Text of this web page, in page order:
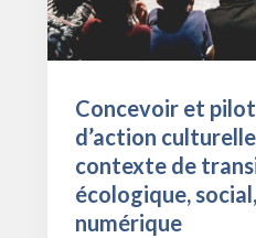
Concevoir et
d’action
contexte de
écologique,
numérique